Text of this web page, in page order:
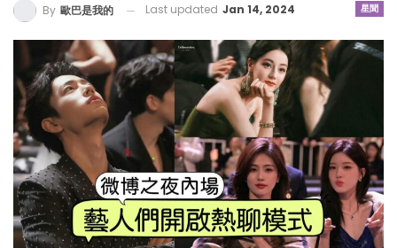
星聞
By 歐巴是我的 Last updated Jan 14, 2024